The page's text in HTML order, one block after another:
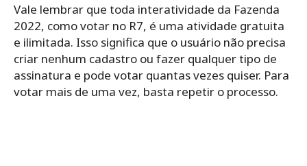
Vale lembrar que toda interatividade da Fazenda
2022, como votar no R7, é uma atividade gratuita
e ilimitada. Isso significa que o usuário não precisa
criar nenhum cadastro ou fazer qualquer tipo de
assinatura e pode votar quantas vezes quiser. Para
votar mais de uma vez, basta repetir o processo.